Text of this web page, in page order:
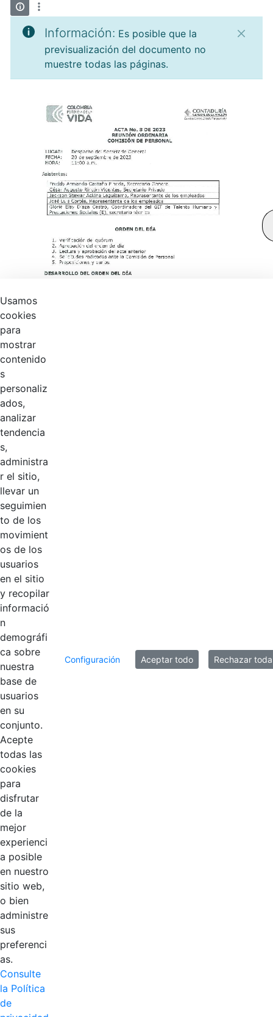
Información: Es posible que la
previsualización del documento no
muestre todas las páginas.
Logotipos
AÑADIR COMENTARIOS
Usamos
cookies
para
mostrar
contenido
s
personaliz
ados,
analizar
tendencia
s,
administra
r el sitio,
llevar un
seguimien
to de los
movimient
os de los
usuarios
en el sitio
y recopilar
informació
n
demográfi
ca sobre
nuestra
base de
usuarios
en su
conjunto.
Acepte
todas las
cookies
para
disfrutar
de la
mejor
experienci
a posible
en nuestro
sitio web,
o bien
administre
sus
preferenci
as.
Consulte
la Política
de
Configuración Aceptar todo Rechazar